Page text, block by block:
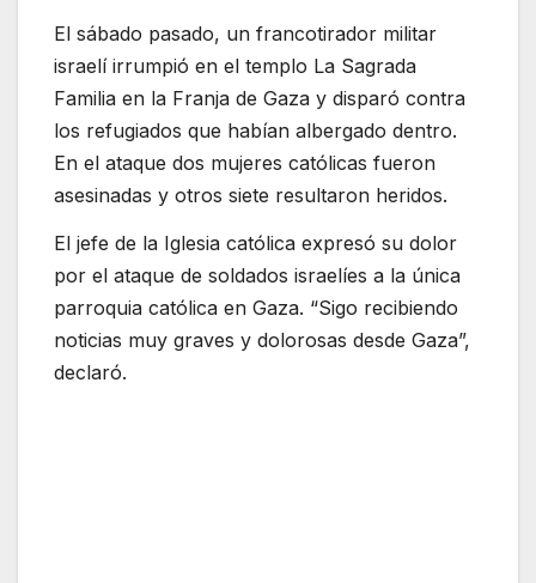
El sábado pasado, un francotirador militar
israelí irrumpió en el templo La Sagrada
Familia en la Franja de Gaza y disparó contra
los refugiados que habían albergado dentro.
En el ataque dos mujeres católicas fueron
asesinadas y otros siete resultaron heridos.
El jefe de la Iglesia católica expresó su dolor
por el ataque de soldados israelíes a la única
parroquia católica en Gaza. “Sigo recibiendo
noticias muy graves y dolorosas desde Gaza”,
declaró.